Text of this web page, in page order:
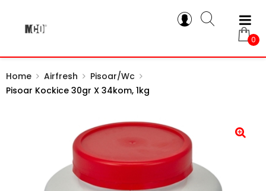
0
Home Airfresh
Pisoar/wc
Pisoar Kockice 30gr X 34kom, 1kg